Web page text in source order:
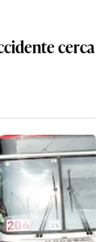
cerca